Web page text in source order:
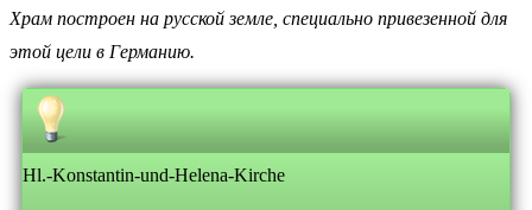
Храм построен на русской земле, специально привезенной для
этой цели в Германию.
Hl.-Konstantin-und-Helena-Kirche